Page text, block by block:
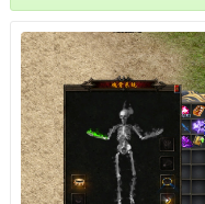
副线任务，以获得更多的奖